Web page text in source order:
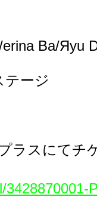
Ba/Яyu
テージ
ラスにてチ